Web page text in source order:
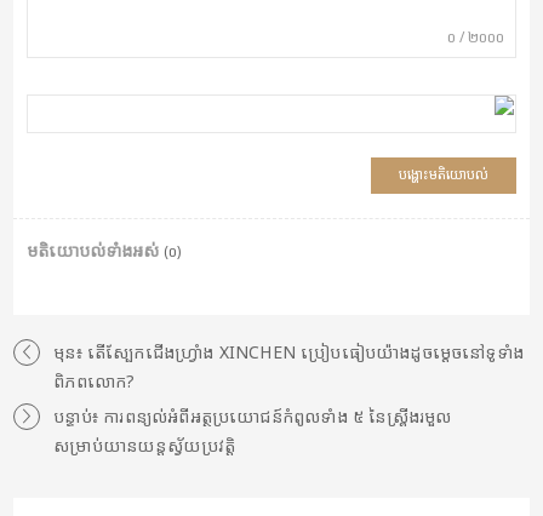
០ /២០០០
មតិយោបល់ទាំងអស់ (០)
មុន៖ តើស្បែកជើងហ្វ្រាំង XINCHEN ប្រៀបធៀបយ៉ាងដូចម្តេចនៅទូទាំង
ពិភពលោក?
បន្ទាប់៖ ការពន្យល់អំពីអត្ថប្រយោជន៍កំពូលទាំង ៥ នៃស្ព្រីងរមួល
សម្រាប់យានយន្តស្វ័យប្រវត្តិ